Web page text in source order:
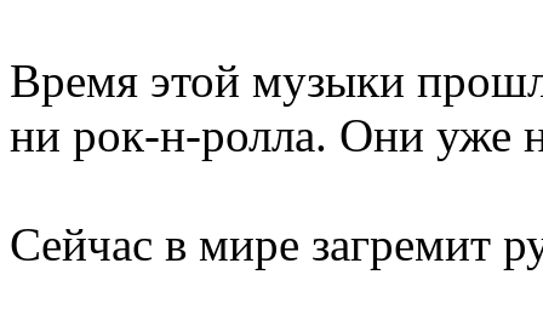
Время этой музыки
ни рок-н-ролла. Они уже
Сейчас в мире загремит